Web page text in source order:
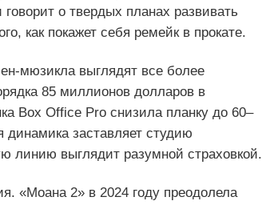
о твердых планах развивать
как покажет себя ремейк в прокате.
выглядят все более
85 миллионов долларов в
Box Office Pro снизила планку до 60–
заставляет студию
линию выглядит разумной страховкой.
«Моана 2» в 2024 году преодолела